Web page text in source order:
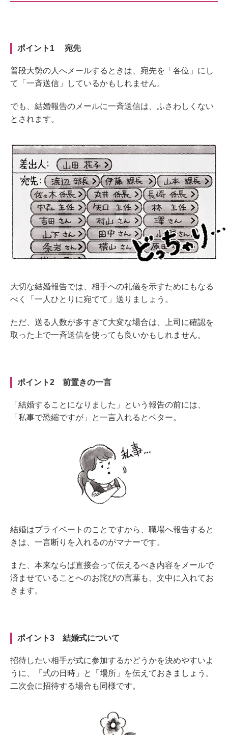
ポイント1 宛先
普段大勢の人へメールするときは、宛先を「各位」にし
て「一斉送信」しているかもしれません。
でも、結婚報告のメールに一斉送信は、ふさわしくない
とされます。
大切な結婚報告では、相手への礼儀を示すためにもなる
べく「一人ひとりに宛てて」送りましょう。
ただ、送る人数が多すぎて大変な場合は、上司に確認を
取った上で一斉送信を使っても良いかもしれません。
ポイント2 前置きの一言
「結婚することになりました」という報告の前には、
「私事で恐縮ですが」と一言入れるとベター。
結婚はプライベートのことですから、職場へ報告すると
きは、一言断りを入れるのがマナーです。
また、本来ならば直接会って伝えるべき内容をメールで
済ませていることへのお詫びの言葉も、文中に入れてお
きます。
ポイント3 結婚式について
招待したい相手が式に参加するかどうかを決めやすいよ
うに、「式の日時」と「場所」を伝えておきましょう。
二次会に招待する場合も同様です。